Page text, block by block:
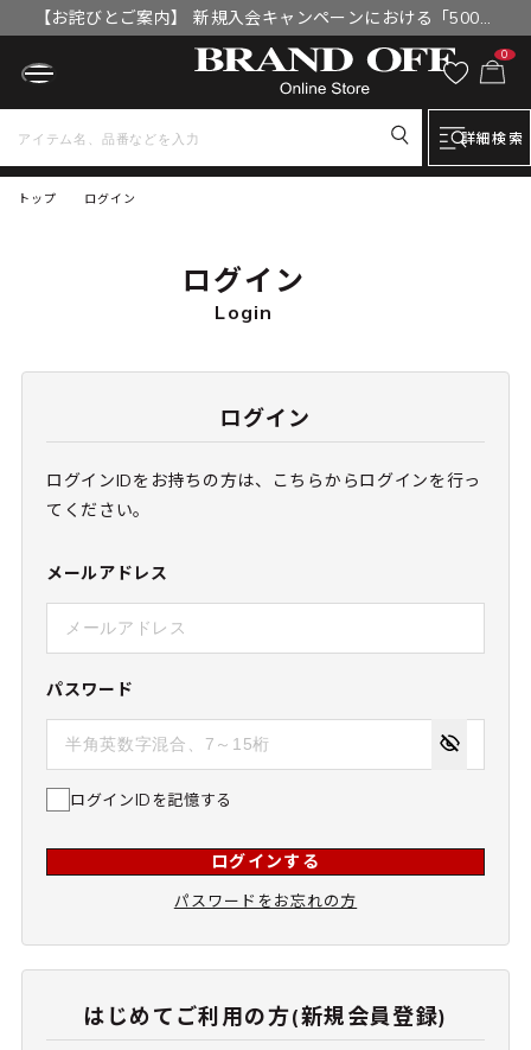
【お詫びとご案内】 新規入会キャンペーンにおける「500円
OFFクーポン」付与漏れと補填について
0
詳細検索
トップ ログイン
ログイン
Login
ログイン
ログインIDをお持ちの方は、こちらからログインを行っ
てください。
メールアドレス
パスワード
ログインIDを記憶する
ログインする
パスワードをお忘れの方
はじめてご利用の方(新規会員登録)